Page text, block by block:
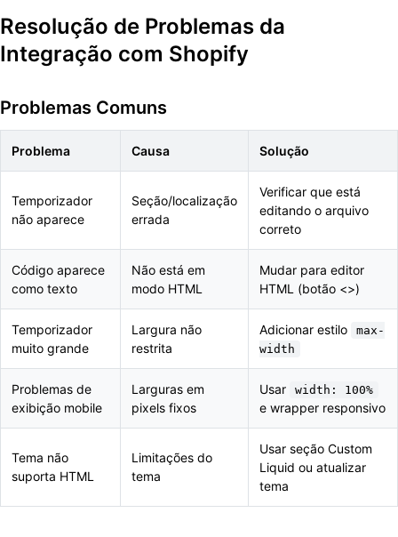
Resolução de Problemas da
Integração com Shopify
Problemas Comuns
Problema Causa Solução
Temporizador
não aparece
Seção/localização
errada
Verificar que está
editando o arquivo
correto
Código aparece
como texto
Não está em
modo HTML
Mudar para editor
HTML (botão <>)
Temporizador
muito grande
Largura não
restrita
Adicionar estilo
max-
width
Problemas de
exibição mobile
Larguras em
pixels fixos
Usar width: 100%
e wrapper responsivo
Tema não
suporta HTML
Limitações do
tema
Usar seção Custom
Liquid ou atualizar
tema